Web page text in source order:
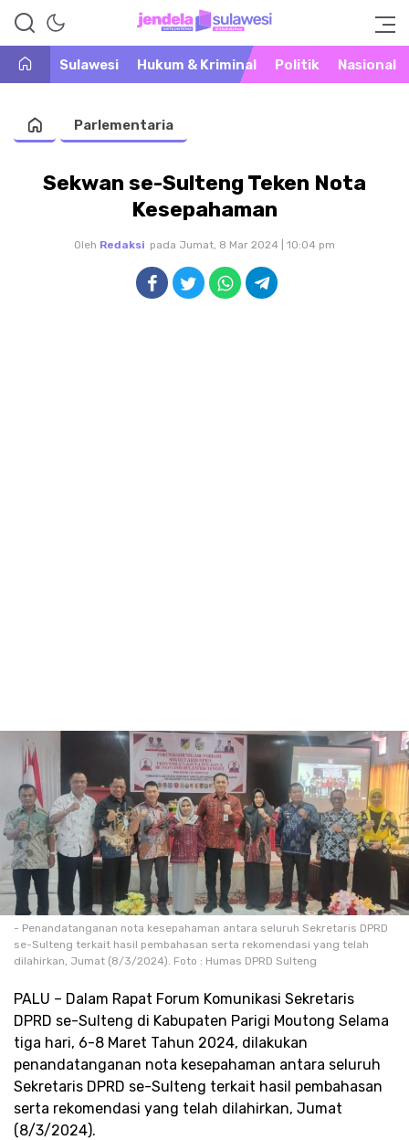
Jendela Sulawesi
Warta Peristiwa di Khatulistiwa
Sulawesi
Hukum & Kriminal Politik Nasional
Parlementaria
Sekwan se-Sulteng Teken Nota
Kesepahaman
Oleh Redaksi pada Jumat, 8 Mar 2024 | 10:04 pm
- Penandatanganan nota kesepahaman antara seluruh Sekretaris DPRD
se-Sulteng terkait hasil pembahasan serta rekomendasi yang telah
dilahirkan, Jumat (8/3/2024). Foto : Humas DPRD Sulteng
PALU – Dalam Rapat Forum Komunikasi Sekretaris
DPRD se-Sulteng di Kabupaten Parigi Moutong Selama
tiga hari, 6-8 Maret Tahun 2024, dilakukan
penandatanganan nota kesepahaman antara seluruh
Sekretaris DPRD se-Sulteng terkait hasil pembahasan
serta rekomendasi yang telah dilahirkan, Jumat
(8/3/2024).